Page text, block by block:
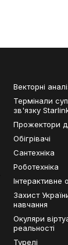
Векторні
Термінали
зв'язку
Прожектори
Обігрівачі
Сантехніка
Роботехніка
Інтерактивне
Захист
навчання
Окуляри
реальності
Турелі